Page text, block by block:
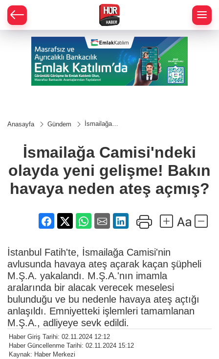
Anasayfa Gündem
İsmailağa
gelişme!
Bakın
havaya
neden ateş
açmış?
İsmailağa Camisi'ndeki
olayda yeni gelişme! Bakın
havaya neden ateş açmış?
İstanbul Fatih'te, İsmailağa Camisi'nin
avlusunda havaya ateş açarak kaçan şüpheli
M.Ş.A. yakalandı. M.Ş.A.'nın imamla
aralarında bir alacak verecek meselesi
bulunduğu ve bu nedenle havaya ateş açtığı
anlaşıldı. Emniyetteki işlemleri tamamlanan
M.Ş.A., adliyeye sevk edildi.
Haber Giriş Tarihi: 02.11.2024 12:12
Haber Güncellenme Tarihi: 02.11.2024 15:12
Kaynak: Haber Merkezi